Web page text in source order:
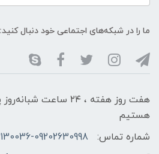
ما را در شبکه‌های اجتماعی خود دنبال کنید:
هفت روز هفته ، ۲۴ ساعت
هستیم
شماره تماس:
09202630998